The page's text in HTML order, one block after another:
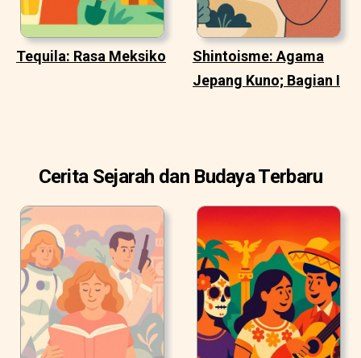
Tequila: Rasa Meksiko
Shintoisme: Agama
Jepang Kuno; Bagian I
Cerita Sejarah dan Budaya Terbaru